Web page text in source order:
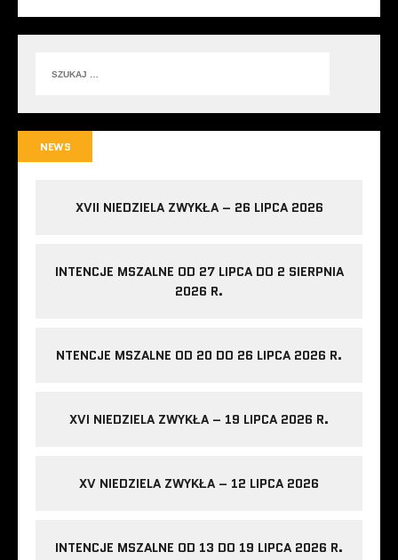
NEWS
XVII NIEDZIELA ZWYKŁA – 26 LIPCA 2026
INTENCJE MSZALNE OD 27 LIPCA DO 2 SIERPNIA
2026 R.
NTENCJE MSZALNE OD 20 DO 26 LIPCA 2026 R.
XVI NIEDZIELA ZWYKŁA – 19 LIPCA 2026 R.
XV NIEDZIELA ZWYKŁA – 12 LIPCA 2026
INTENCJE MSZALNE OD 13 DO 19 LIPCA 2026 R.